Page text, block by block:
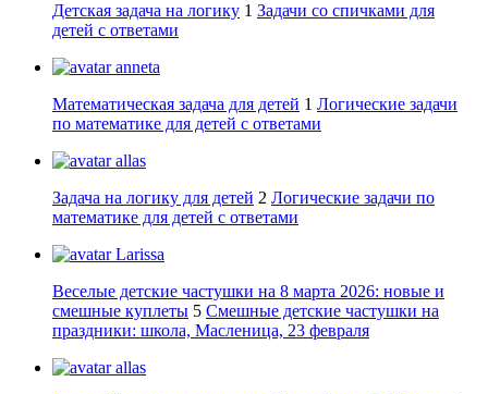
Детская задача на логику 1 Задачи со спичками для
детей с ответами
anneta
Математическая задача для детей 1 Логические задачи
по математике для детей с ответами
allas
Задача на логику для детей 2 Логические задачи по
математике для детей с ответами
Larissa
Веселые детские частушки на 8 марта 2026: новые и
смешные куплеты 5 Смешные детские частушки на
праздники: школа, Масленица, 23 февраля
allas